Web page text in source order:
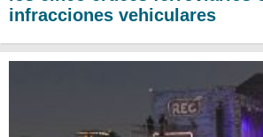
infracciones vehiculares